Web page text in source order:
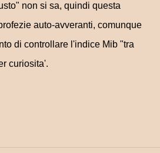
non si sa, quindi questa
auto-avveranti, comunque
di controllare l'indice Mib "tra
curiosita'.